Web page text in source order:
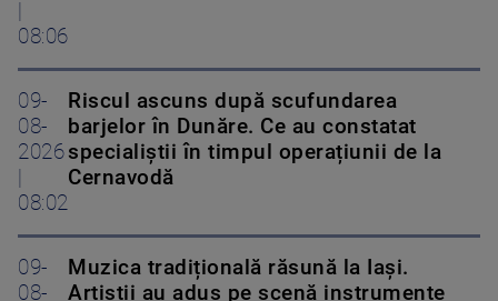
08:06
09-
08-
2026
08:02
Riscul ascuns după scufundarea
barjelor în Dunăre. Ce au constatat
specialiștii în timpul operațiunii de la
Cernavodă
09-
08-
Muzica tradițională răsună la Iași.
Artiștii au adus pe scenă instrumente